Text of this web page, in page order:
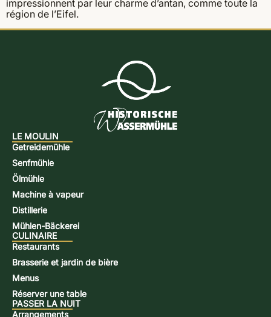
impressionnent par leur charme d’antan, comme toute la
région de l’Eifel.
LE MOULIN
Getreidemühle
Senfmühle
Ölmühle
Machine à vapeur
Distillerie
Mühlen-Bäckerei
CULINAIRE
Restaurants
Brasserie et jardin de bière
Menus
Réserver une table
PASSER LA NUIT
Arrangements